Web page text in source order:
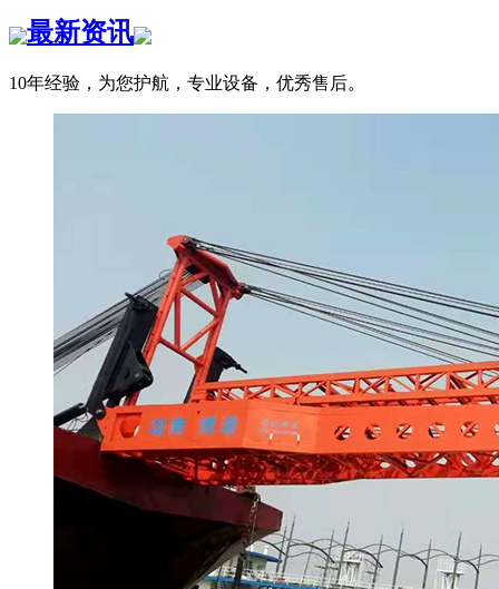
最新资讯
10年经验，为您护航，专业设备，优秀售后。